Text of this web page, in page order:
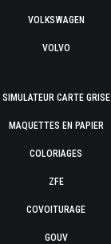
VOLKSWAGEN
VOLVO
SIMULATEUR CARTE GRISE
MAQUETTES EN PAPIER
COLORIAGES
ZFE
COVOITURAGE
GOUV